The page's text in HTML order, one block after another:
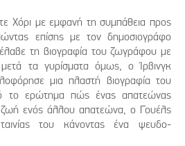
Χόρι με εμφανή τη συμπάθεια προς
επίσης με τον δημοσιογράφο
τη βιογραφία του ζωγράφου με
τα γυρίσματα όμως, ο Ίρβινγκ
μια πλαστή βιογραφία του
το ερώτημα πώς ένας απατεώνας
ζωή ενός άλλου απατεώνα, ο Γουέλς
του κάνοντας ένα ψευδο-